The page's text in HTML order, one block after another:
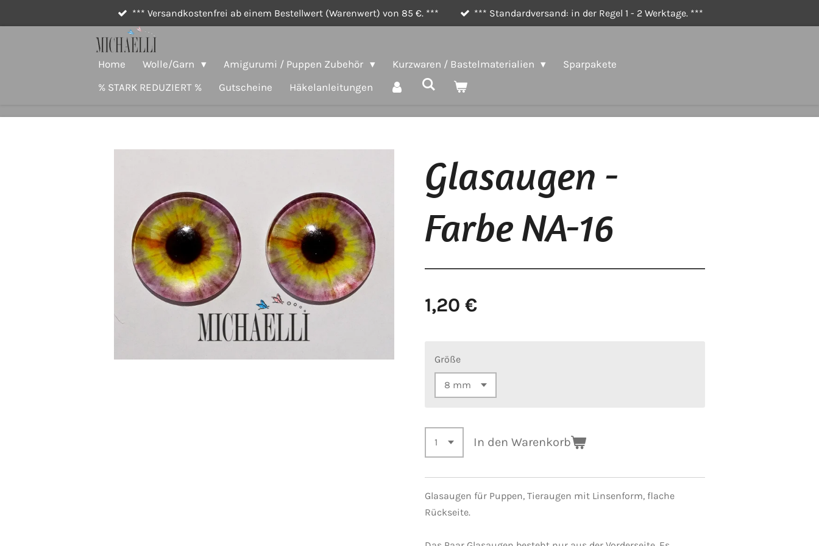
*** Versandkostenfrei ab einem Bestellwert (Warenwert) von 85 €. *** *** Standardversand: in der Regel 1 - 2 Werktage. ***
Home Wolle/Garn Amigurumi / Puppen Zubehör Kurzwaren / Bastelmaterialien
Sparpakete
% STARK REDUZIERT %
Gutscheine Häkelanleitungen
Glasaugen -
Farbe NA-16
1,20 €
Größe
In den Warenkorb
Glasaugen für Puppen, Tieraugen mit Linsenform, flache
Rückseite.